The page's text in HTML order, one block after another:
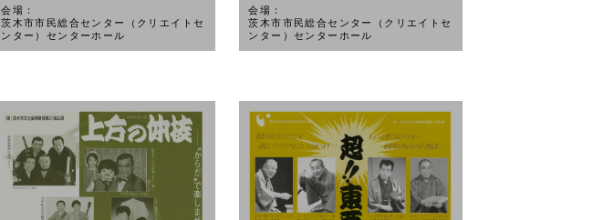
会場：
茨木市市民総合センター（クリエイトセ
ンター）センターホール
会場：
茨木市市民総合センター（クリエイトセ
ンター）センターホール